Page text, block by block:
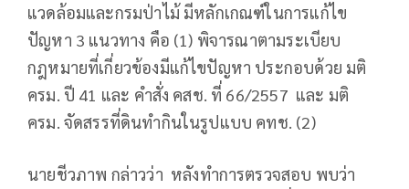
แวดล้อมและกรมป่าไม้ มีหลักเกณฑ์ในการแก้ไข
ปัญหา 3 แนวทาง คือ (1) พิจารณาตามระเบียบ
กฎหมายที่เกี่ยวข้องมีแก้ไขปัญหา ประกอบด้วย มติ
ครม. ปี 41 และ คำสั่ง คสช. ที่ 66/2557 และ มติ
ครม. จัดสรรที่ดินทำกินในรูปแบบ คทช. (2)
นายชีวภาพ กล่าวว่า หลังทำการตรวจสอบ พบว่า